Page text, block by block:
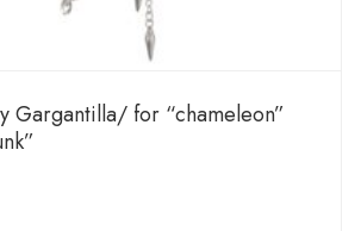
Gargantilla/ for “chameleon”